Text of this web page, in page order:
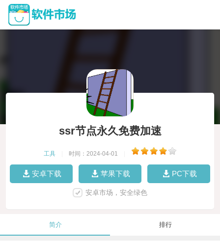
ssr节点永久免费加速
工具 时间：2024-04-01
安卓下载 苹果下载 PC下载
安卓市场，安全绿色
简介 排行